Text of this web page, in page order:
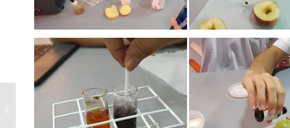
colheres e funis…